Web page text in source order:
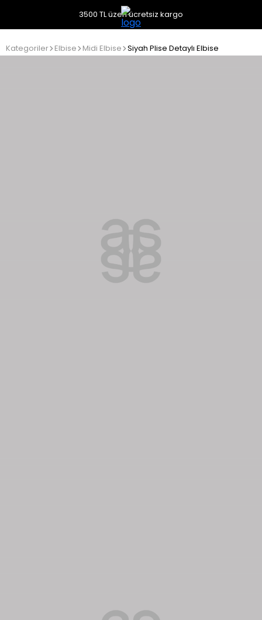
3500 TL üzeri ücretsiz kargo
Kategoriler Elbise Midi Elbise Siyah Plise Detaylı Elbise